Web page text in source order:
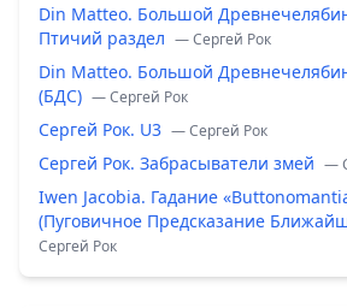
Din Matteo. Большой
Птичий раздел — Сергей Рок
Din Matteo. Большой
(БДС) — Сергей Рок
Сергей Рок. U3 — Сергей Рок
Сергей Рок. Забрасыватели змей —
Iwen Jacobia. Гадание
(Пуговичное Предсказание
Сергей Рок